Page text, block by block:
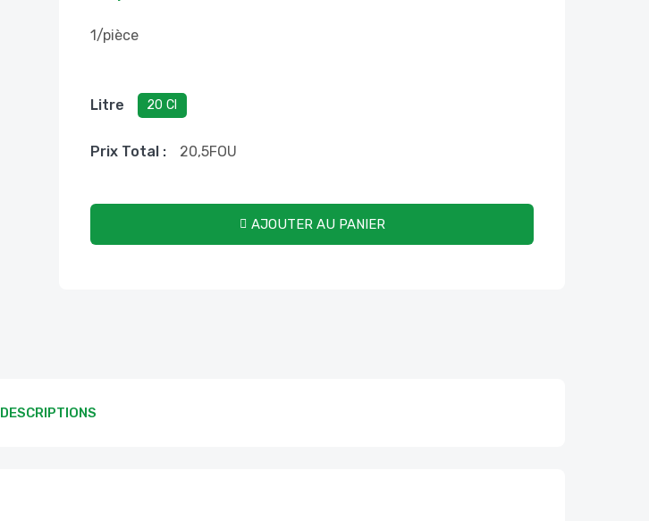
1/pièce
Litre 20 Cl
Prix ​​total : 20,5FOU
AJOUTER AU PANIER
DESCRIPTIONS